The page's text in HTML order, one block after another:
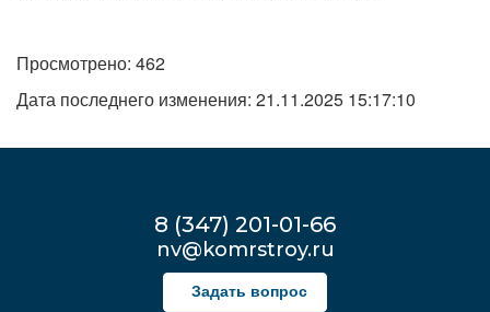
Просмотрено: 462
Дата последнего изменения: 21.11.2025 15:17:10
8 (347) 201-01-66
nv@komrstroy.ru
Задать вопрос